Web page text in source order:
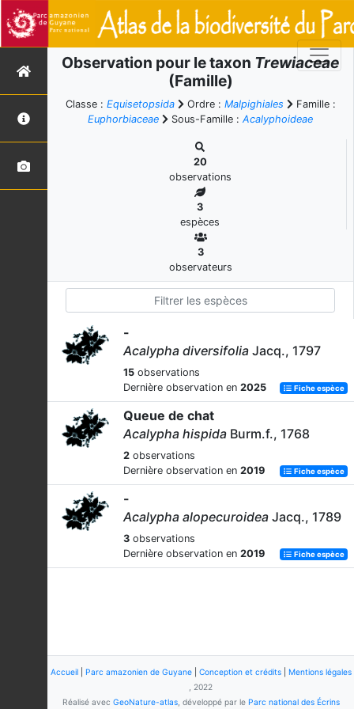
Observation pour le taxon Trewiaceae
(Famille)
Classe : Equisetopsida Ordre : Malpighiales
Famille :
Euphorbiaceae
Sous-Famille : Acalyphoideae
20
observations
3
espèces
3
observateurs
-
Acalypha diversifolia Jacq., 1797
15 observations
Dernière observation en 2025 Fiche espèce
Queue de chat
Acalypha hispida Burm.f., 1768
2 observations
Dernière observation en 2019 Fiche espèce
-
Acalypha alopecuroidea Jacq., 1789
3 observations
Dernière observation en 2019 Fiche espèce
Accueil| Parc amazonien de Guyane| Conception et crédits| Mentions légales
, 2022
Réalisé avec GeoNature-atlas, développé par le Parc national des Écrins